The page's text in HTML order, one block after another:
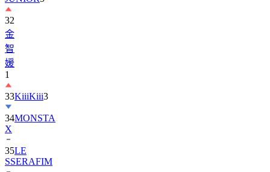
32
金
智
媛
1
33KiiiKiii3
34MONSTA
X
35LE
SSERAFIM